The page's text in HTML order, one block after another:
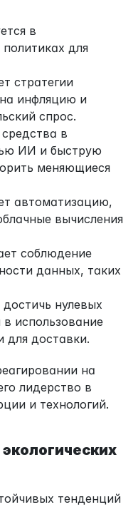
в
для
стратегии
инфляцию и
спрос.
в
ИИ и быструю
меняющиеся
автоматизацию,
вычисления
соблюдение
данных, таких
достичь нулевых
использование
для доставки.
на
лидерство в
и технологий.
тенденций